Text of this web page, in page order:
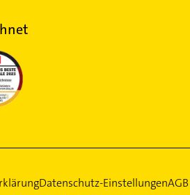
Datenschutz-EinstellungenAGB